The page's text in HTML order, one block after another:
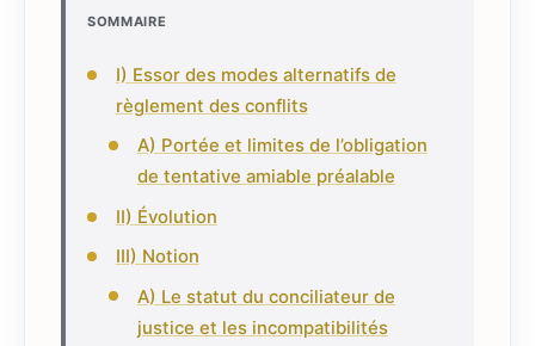
SOMMAIRE
I) Essor des modes alternatifs de
règlement des conflits
A) Portée et limites de l’obligation
de tentative amiable préalable
II) Évolution
III) Notion
A) Le statut du conciliateur de
justice et les incompatibilités